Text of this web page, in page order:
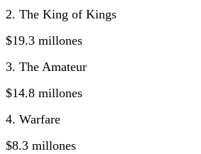
2. The King of Kings
$19.3 millones
3. The Amateur
$14.8 millones
4. Warfare
$8.3 millones